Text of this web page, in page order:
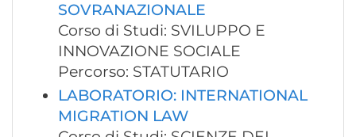
SOVRANAZIONALE
Corso di Studi: SVILUPPO E
INNOVAZIONE SOCIALE
Percorso: STATUTARIO
LABORATORIO: INTERNATIONAL
MIGRATION LAW